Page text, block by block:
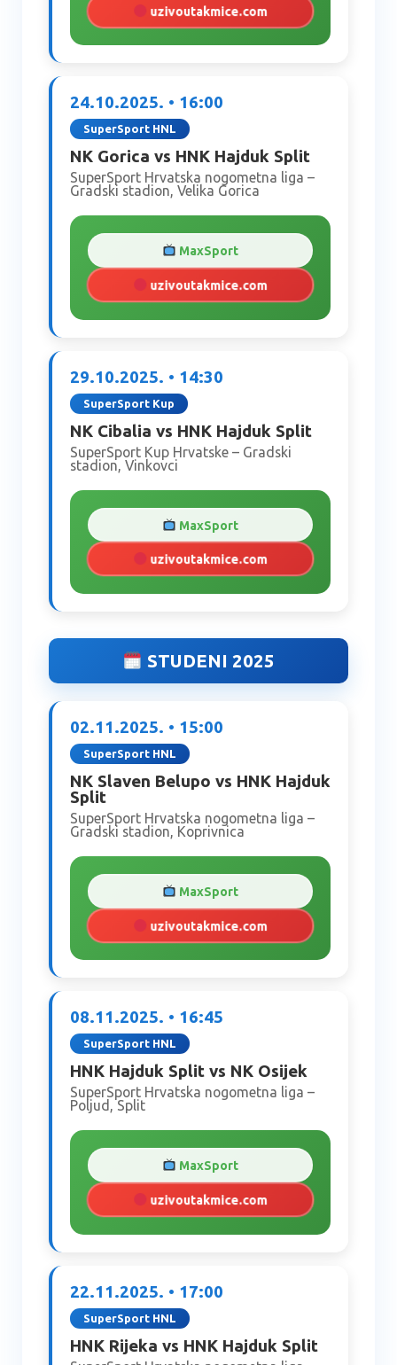
uzivoutakmice.com
24.10.2025. • 16:00
SuperSport HNL
NK Gorica vs HNK Hajduk Split
SuperSport Hrvatska nogometna liga –
Gradski stadion, Velika Gorica
MaxSport
uzivoutakmice.com
29.10.2025. • 14:30
SuperSport Kup
NK Cibalia vs HNK Hajduk Split
SuperSport Kup Hrvatske – Gradski
stadion, Vinkovci
MaxSport
uzivoutakmice.com
STUDENI 2025
02.11.2025. • 15:00
SuperSport HNL
NK Slaven Belupo vs HNK Hajduk
Split
SuperSport Hrvatska nogometna liga –
Gradski stadion, Koprivnica
MaxSport
uzivoutakmice.com
08.11.2025. • 16:45
SuperSport HNL
HNK Hajduk Split vs NK Osijek
SuperSport Hrvatska nogometna liga –
Poljud, Split
MaxSport
uzivoutakmice.com
22.11.2025. • 17:00
SuperSport HNL
HNK Rijeka vs HNK Hajduk Split